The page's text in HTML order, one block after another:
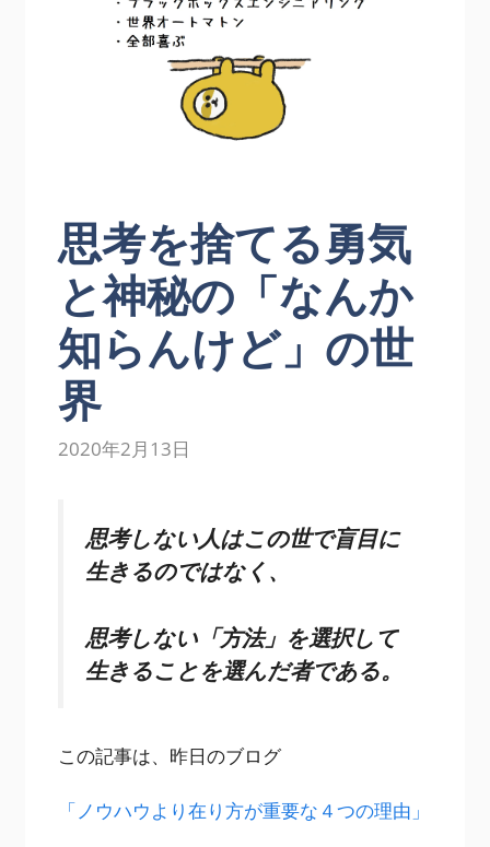
思考を捨てる勇気
と神秘の「なんか
知らんけど」の世
界
2020年2月13日
思考しない人はこの世で盲目に
生きるのではなく、
思考しない「方法」を選択して
生きることを選んだ者である。
この記事は、昨日のブログ
「ノウハウより在り方が重要な４つの理由」